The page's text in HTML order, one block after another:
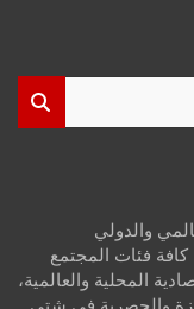
والدولي
فئات المجتمع
المحلية والعالمية،